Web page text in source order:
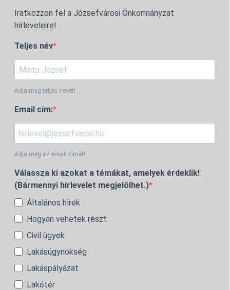
Iratkozzon fel a Józsefvárosi Önkormányzat
hírleveleire!
Teljes név
Adja meg teljes nevét!
Email cím:
Adja meg az email címét!
Válassza ki azokat a témákat, amelyek érdeklik!
(Bármennyi hírlevelet megjelölhet.)
Általános hírek
Hogyan vehetek részt
Civil ügyek
Lakásügynökség
Lakáspályázat
Lakótér